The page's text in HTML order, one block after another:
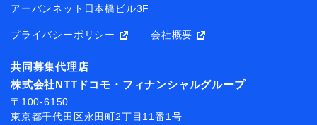
アーバンネット日本橋ビル3F
プライバシーポリシー 会社概要
共同募集代理店
株式会社NTTドコモ・フィナンシャルグループ
〒100-6150
東京都千代田区永田町2丁目11番1号